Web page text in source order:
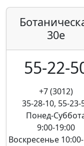
30е
55-22-
+7 (3012)
35-28-10, 55-23-
Понед-
9:00-19:00
Воскресенье